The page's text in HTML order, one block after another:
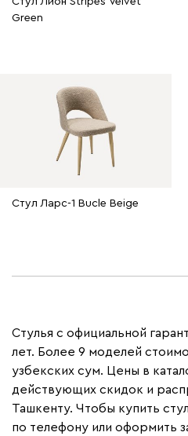
Green
Стул Ларс-1 Bucle Beige
Стулья с официальной
лет. Более 9 моделей
узбекских сум. Цены в
действующих скидок и
Ташкенту. Чтобы купить
по телефону или оформить